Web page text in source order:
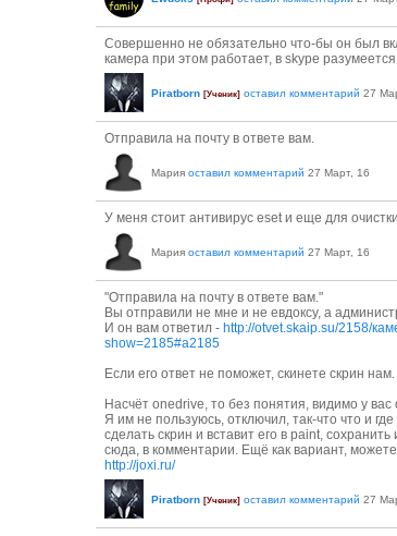
Совершенно не обязательно что-бы он был
камера при этом работает, в skype
Piratborn [Ученик] оставил комментарий 27
Отправила на почту в ответе вам.
Мария оставил комментарий 27 Март, 16
У меня стоит антивирус eset и еще для
Мария оставил комментарий 27 Март, 16
"Отправила на почту в ответе вам."
Вы отправили не мне и не евдоксу, а
И он вам ответил - http://otvet.skaip.su/2158/
show=2185#a2185
Если его ответ не поможет, скинете скрин
Насчёт onedrive, то без понятия, видимо у
Я им не пользуюсь, отключил, так-что что и
сделать скрин и вставит его в paint, сохранить
сюда, в комментарии. Ещё как вариант,
http://joxi.ru/
Piratborn [Ученик] оставил комментарий 27